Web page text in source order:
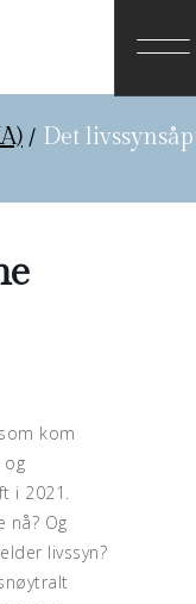
/ Det
kom
og
i 2021.
nå? Og
livssyn?